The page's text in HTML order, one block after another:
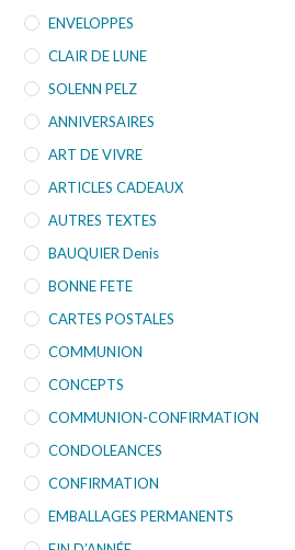
ENVELOPPES
CLAIR DE LUNE
SOLENN PELZ
ANNIVERSAIRES
ART DE VIVRE
ARTICLES CADEAUX
AUTRES TEXTES
BAUQUIER Denis
BONNE FETE
CARTES POSTALES
COMMUNION
CONCEPTS
COMMUNION-CONFIRMATION
CONDOLEANCES
CONFIRMATION
EMBALLAGES PERMANENTS